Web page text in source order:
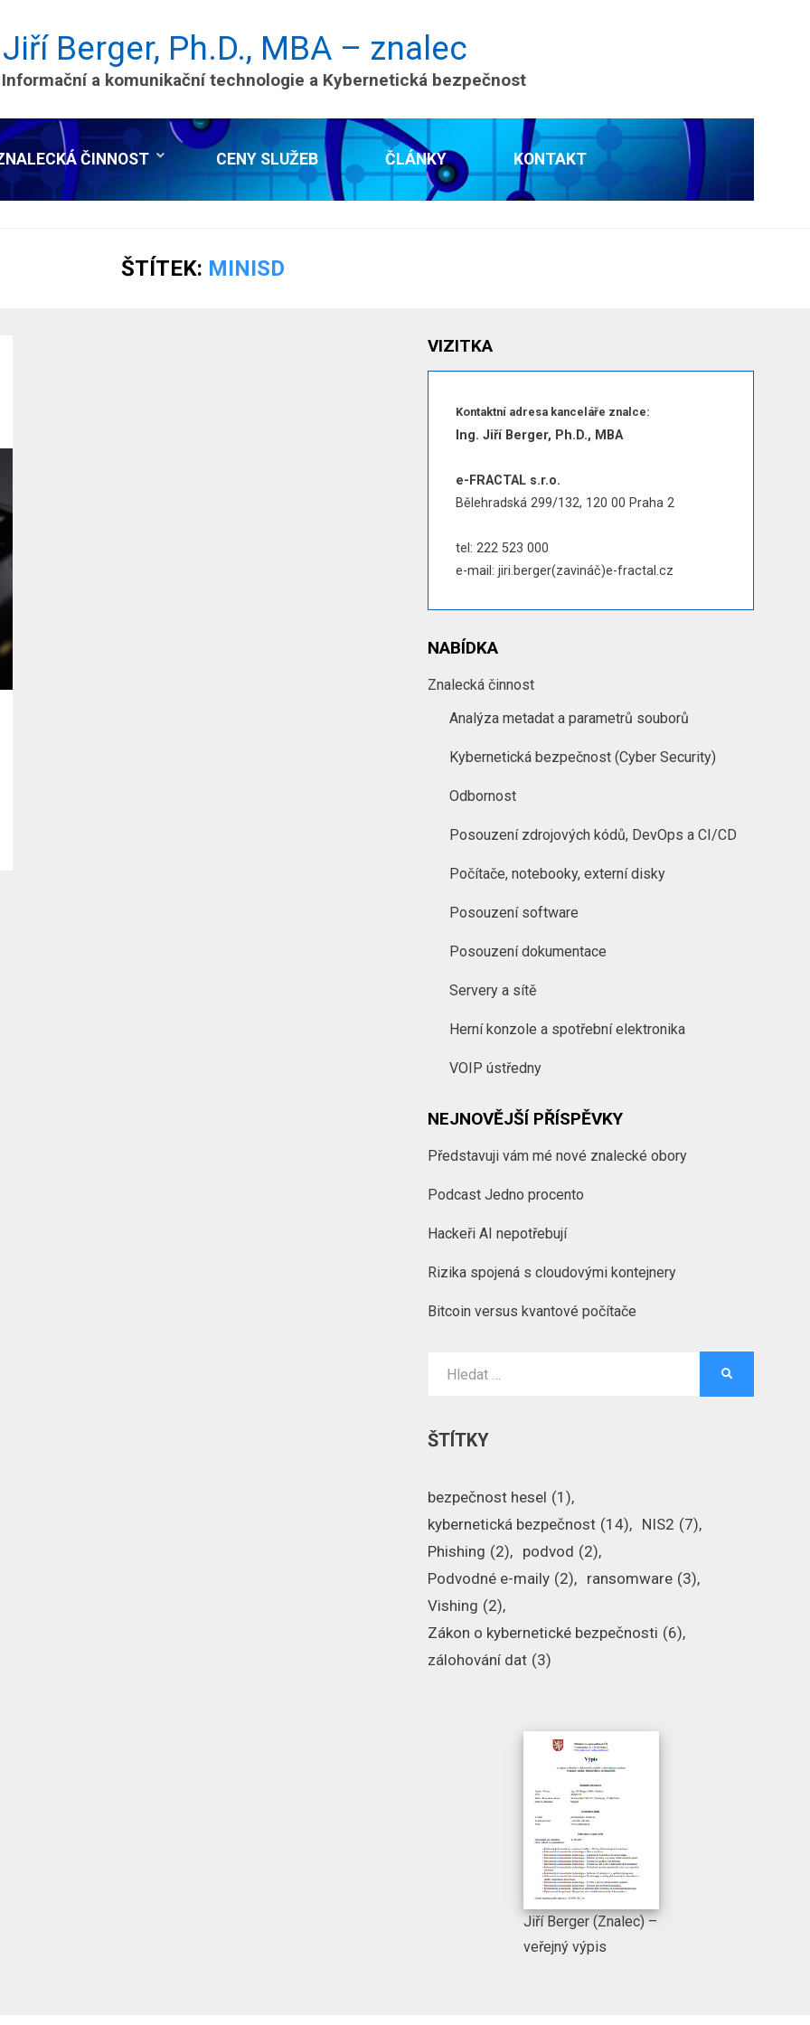
Berger, Ph.D., MBA – znalec
a komunikační technologie a Kybernetická bezpečnost
ČINNOST CENY SLUŽEB ČLÁNKY KONTAKT
ŠTÍTEK: MINISD
VIZITKA
Kontaktní adresa kanceláře znalce:
Ing. Jiří Berger, Ph.D., MBA
e-FRACTAL s.r.o.
Bělehradská 299/132, 120 00 Praha 2
tel: 222 523 000
e-mail: jiri.berger(zavináč)e-fractal.cz
NABÍDKA
Znalecká činnost
Analýza metadat a parametrů souborů
Kybernetická bezpečnost (Cyber Security)
Odbornost
Posouzení zdrojových kódů, DevOps a CI/CD
Počítače, notebooky, externí disky
Posouzení software
Posouzení dokumentace
Servery a sítě
Herní konzole a spotřební elektronika
VOIP ústředny
NEJNOVĚJŠÍ PŘÍSPĚVKY
Představuji vám mé nové znalecké obory
Podcast Jedno procento
Hackeři AI nepotřebují
Rizika spojená s cloudovými kontejnery
Bitcoin versus kvantové počítače
ŠTÍTKY
bezpečnost hesel (1)
kybernetická bezpečnost (14) NIS2 (7)
Phishing (2) podvod (2)
Podvodné e-maily (2) ransomware (3)
Vishing (2)
Zákon o kybernetické bezpečnosti (6)
zálohování dat (3)
Jiří Berger (Znalec) –
veřejný výpis